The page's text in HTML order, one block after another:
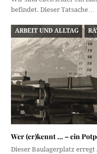
befindet. Dieser Tatsache…
ARBEIT UND ALLTAG
Wer (er)kennt … – ein
Dieser Baulagerplatz